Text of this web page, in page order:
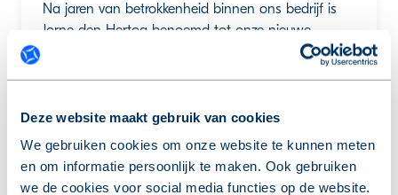
Deze website maakt gebruik van cookies
We gebruiken cookies om onze website te kunnen meten
en om informatie persoonlijk te maken. Ook gebruiken
we de cookies voor social media functies op de website.
Na jaren van betrokkenheid binnen ons bedrijf is
Jorne den Hertog benoemd tot onze nieuwe
directeur. “Ik zie het vooral als een succes van het
Lees meer